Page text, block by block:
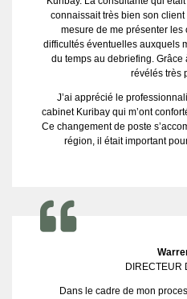
connaissait très bien son
mesure de me présenter les
difficultés éventuelles auxquels
du temps au debriefing.
révélés très
J’ai apprécié le
cabinet Kuribay qui m’ont
Ce changement de poste
région, il était important
DIRECTEUR
Dans le cadre de mon